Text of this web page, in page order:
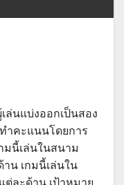
ล่นแบ่งออกเป็นสอง
ำคะแนนโดยการ
มนี้เล่นในสนาม
น เกมนี้เล่นใน
ละด้าน เป้าหมาย